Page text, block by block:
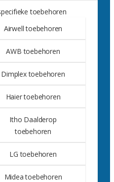
toebehoren
Airwell toebehoren
AWB toebehoren
Dimplex toebehoren
Haier toebehoren
Itho Daalderop
toebehoren
LG toebehoren
Midea toebehoren